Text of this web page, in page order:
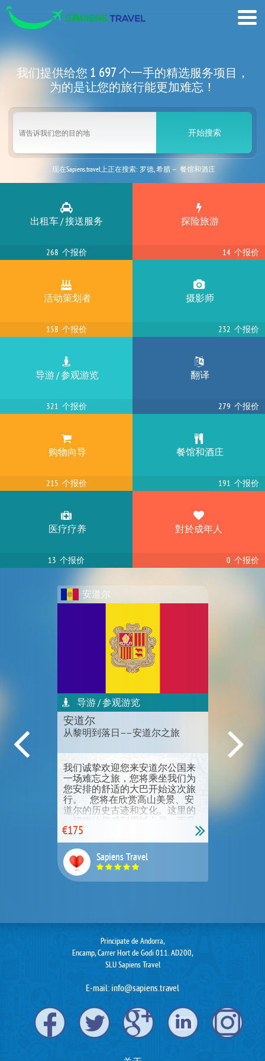
我们提供给您 1 697 个一手的精选服务项目，
为的是让您的旅行能更加难忘！
开始搜索
现在Sapiens.travel上正在搜索: 罗德, 希腊 — 餐馆和酒庄
现在Sapiens.travel上正在搜索: 马德里, 西班牙 — 活动策划者
现在Sapiens.travel上正在搜索: 凡尔赛, 法国 — 导游 / 参观游览
现在Sapiens.travel上正在搜索: 佛罗伦萨, 意大利 — 导游 / 参观游览
现在Sapiens.travel上正在搜索: 凡尔赛, 法国 — 购物向导
现在Sapiens.travel上正在搜索: 阿纳姆, 荷兰 — 活动策划者
现在Sapiens.travel上正在搜索: 伊斯坦布尔, 土耳其 — 摄影师
现在Sapiens.travel上正在搜索: 基希讷乌, 摩尔多瓦 — 购物向导
现在Sapiens.travel上正在搜索: 安卡拉, 土耳其 — 医疗疗养
现在Sapiens.travel上正在搜索: 吉隆坡, 马来西亚 — 购物向导
现在Sapiens.travel上正在搜索: 帕福斯, 塞浦路斯 — 活动策划者
现在Sapiens.travel上正在搜索: 威尼斯, 意大利 — 摄影师
现在Sapiens.travel上正在搜索: 吕贝克分公司, 德国 — 导游 / 参观游览
现在Sapiens.travel上正在搜索: 耶路撒冷, 以色列 — 翻译
现在Sapiens.travel上正在搜索: 巴塞罗那, 西班牙 — 出租车 / 接送服务
现在Sapiens.travel上正在搜索: 柏林, 德国 — 购物向导
现在Sapiens.travel上正在搜索: 拉斯维加斯, 美国 — 出租车 / 接送服务
现在Sapiens.travel上正在搜索: 曼谷, 泰国 — 餐馆和酒庄
出租车 / 接送服务
268 个报价
活动策划者
158 个报价
导游 / 参观游览
321 个报价
购物向导
215 个报价
医疗疗养
13 个报价
探险旅游
14 个报价
摄影师
232 个报价
翻译
279 个报价
餐馆和酒庄
191 个报价
對於成年人
0 个报价
安道尔
导游 / 参观游览
安道尔
从黎明到落日——安道尔之旅
€175
我们诚挚欢迎您来安道尔公国来
一场难忘之旅，您将乘坐我们为
您安排的舒适的大巴开始这次旅
行。 您将在欣赏高山美景、安
道尔的历史古迹和文化。这里的
一切将让您感到震撼心灵，而且
留下的照片之后将让您经常回想
起安道尔的难忘之旅。 Андорра
安道尔 安道尔 —— 领土面积非常
小，只有468平方千米。 安道尔的
大部分领土都是山地，温和的气
候让安道尔全年都有好天气。
Sapiens Travel
Principate de Andorra,
Encamp, Carrer Hort de Godi 011. AD200,
SLU Sapiens Travel
E-mail:info@sapiens.travel